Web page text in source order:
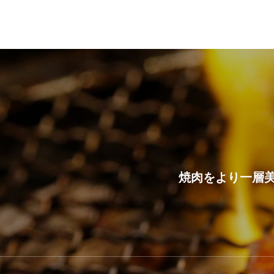
焼肉をより一層